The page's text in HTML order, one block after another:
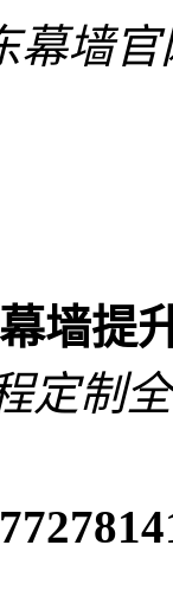
幕墙官
墙提
定制